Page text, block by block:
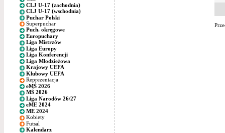
CLJ U-17 (zachodnia)
CLJ U-17 (wschodnia)
Puchar Polski
Superpuchar
Puch. okręgowe
Europuchary
Liga Mistrzów
Liga Europy
Liga Konferencji
Liga Młodzieżowa
Krajowy UEFA
Klubowy UEFA
Reprezentacja
eMŚ 2026
MŚ 2026
Liga Narodów 26/27
eME 2024
ME 2024
Kobiety
Futsal
Kalendarz